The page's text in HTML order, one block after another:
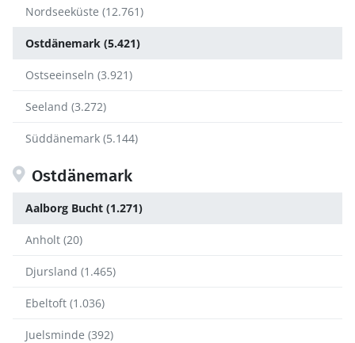
Nordseeküste (12.761)
Ostdänemark (5.421)
Ostseeinseln (3.921)
Seeland (3.272)
Süddänemark (5.144)
Ostdänemark
Aalborg Bucht (1.271)
Anholt (20)
Djursland (1.465)
Ebeltoft (1.036)
Juelsminde (392)